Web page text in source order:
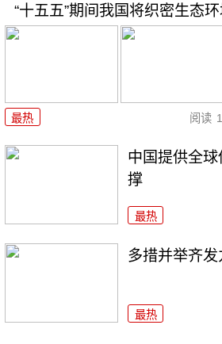
“十五五”期间我国将织密生态
最热 阅读
中国提供全球
撑
最热
多措并举齐
最热